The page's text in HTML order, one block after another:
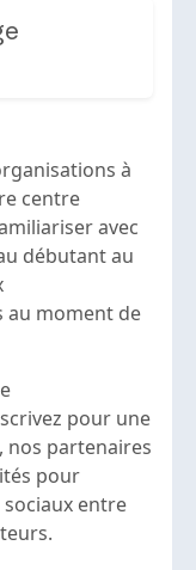
à
centre
avec
débutant au
au moment de
pour une
nos partenaires
pour
entre